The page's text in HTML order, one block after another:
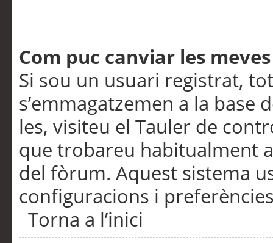
Com puc canviar les
Si sou un usuari registrat,
s’emmagatzemen a la
les, visiteu el Tauler de
que trobareu habitualment
del fòrum. Aquest sistema
configuracions i
Torna a l’inici